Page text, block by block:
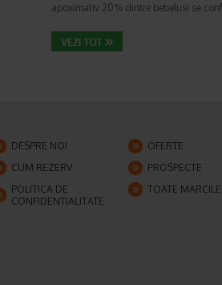
apoximativ 20% dintre bebelusi se
DESPRE NOI OFERTE
CUM REZERV
PROSPECTE
POLITICA DE
CONFIDENTIALITATE
TOATE MARCILE